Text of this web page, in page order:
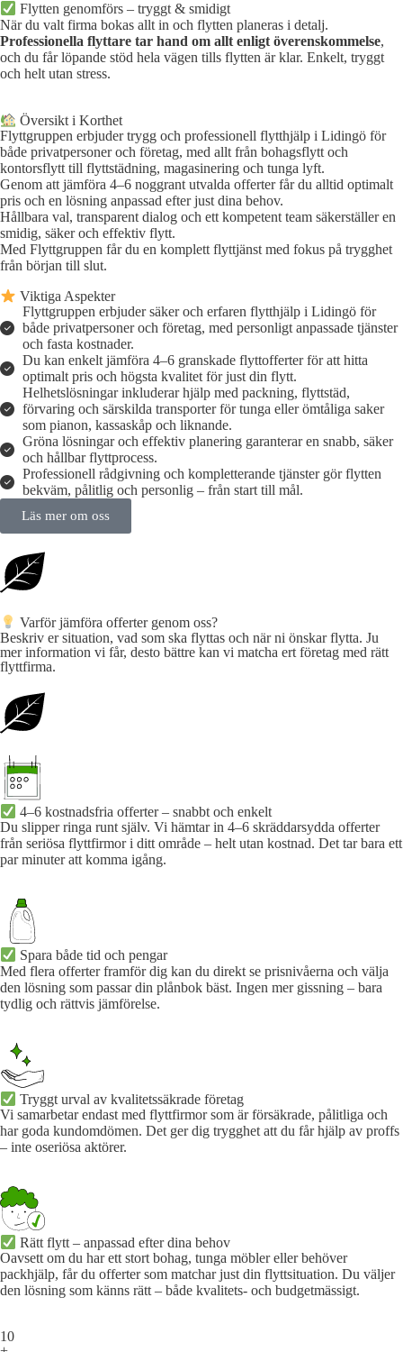
Flytten genomförs – tryggt & smidigt
När du valt firma bokas allt in och flytten planeras i detalj.
Professionella flyttare tar hand om allt enligt överenskommelse,
och du får löpande stöd hela vägen tills flytten är klar. Enkelt, tryggt
och helt utan stress.
Översikt i Korthet
Flyttgruppen erbjuder trygg och professionell flytthjälp i Lidingö för
både privatpersoner och företag, med allt från bohagsflytt och
kontorsflytt till flyttstädning, magasinering och tunga lyft.
Genom att jämföra 4–6 noggrant utvalda offerter får du alltid optimalt
pris och en lösning anpassad efter just dina behov.
Hållbara val, transparent dialog och ett kompetent team säkerställer en
smidig, säker och effektiv flytt.
Med Flyttgruppen får du en komplett flyttjänst med fokus på trygghet
från början till slut.
Viktiga Aspekter
Flyttgruppen erbjuder säker och erfaren flytthjälp i Lidingö för
både privatpersoner och företag, med personligt anpassade tjänster
och fasta kostnader.
Du kan enkelt jämföra 4–6 granskade flyttofferter för att hitta
optimalt pris och högsta kvalitet för just din flytt.
Helhetslösningar inkluderar hjälp med packning, flyttstäd,
förvaring och särskilda transporter för tunga eller ömtåliga saker
som pianon, kassaskåp och liknande.
Gröna lösningar och effektiv planering garanterar en snabb, säker
och hållbar flyttprocess.
Professionell rådgivning och kompletterande tjänster gör flytten
bekväm, pålitlig och personlig – från start till mål.
Läs mer om oss
Varför jämföra offerter genom oss?
Beskriv er situation, vad som ska flyttas och när ni önskar flytta. Ju
mer information vi får, desto bättre kan vi matcha ert företag med rätt
flyttfirma.
4–6 kostnadsfria offerter – snabbt och enkelt
Du slipper ringa runt själv. Vi hämtar in 4–6 skräddarsydda offerter
från seriösa flyttfirmor i ditt område – helt utan kostnad. Det tar bara ett
par minuter att komma igång.
Spara både tid och pengar
Med flera offerter framför dig kan du direkt se prisnivåerna och välja
den lösning som passar din plånbok bäst. Ingen mer gissning – bara
tydlig och rättvis jämförelse.
Tryggt urval av kvalitetssäkrade företag
Vi samarbetar endast med flyttfirmor som är försäkrade, pålitliga och
har goda kundomdömen. Det ger dig trygghet att du får hjälp av proffs
– inte oseriösa aktörer.
Rätt flytt – anpassad efter dina behov
Oavsett om du har ett stort bohag, tunga möbler eller behöver
packhjälp, får du offerter som matchar just din flyttsituation. Du väljer
den lösning som känns rätt – både kvalitets- och budgetmässigt.
10